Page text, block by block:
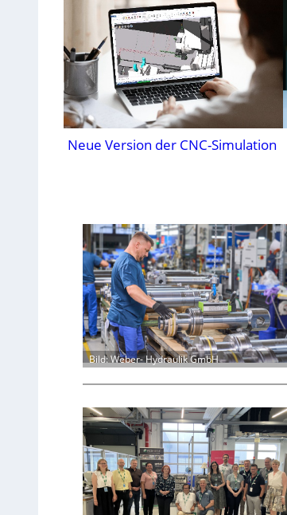
Neue Version der CNC-Simulation
Bild: Weber- Hydraulik GmbH